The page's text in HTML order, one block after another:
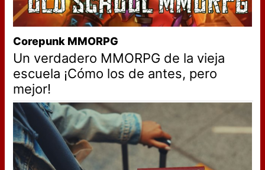
Corepunk MMORPG
Un verdadero MMORPG de la vieja
escuela ¡Cómo los de antes, pero
mejor!